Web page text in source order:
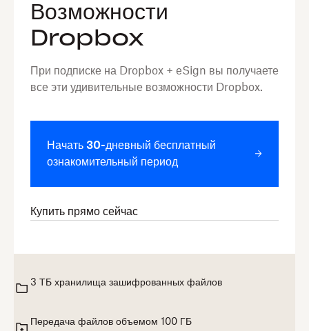
Возможности
Dropbox
При подписке на Dropbox + eSign вы получаете
все эти удивительные возможности Dropbox.
Начать 30-дневный бесплатный
ознакомительный период
Купить прямо сейчас
3 ТБ хранилища зашифрованных файлов
Передача файлов объемом 100 ГБ